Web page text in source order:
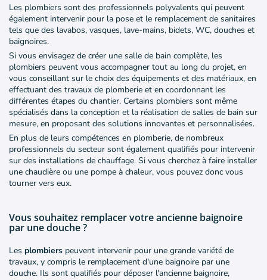
Les plombiers sont des professionnels polyvalents qui peuvent
également intervenir pour la pose et le remplacement de sanitaires
tels que des lavabos, vasques, lave-mains, bidets, WC, douches et
baignoires.
Si vous envisagez de créer une salle de bain complète, les
plombiers peuvent vous accompagner tout au long du projet, en
vous conseillant sur le choix des équipements et des matériaux, en
effectuant des travaux de plomberie et en coordonnant les
différentes étapes du chantier. Certains plombiers sont même
spécialisés dans la conception et la réalisation de salles de bain sur
mesure, en proposant des solutions innovantes et personnalisées.
En plus de leurs compétences en plomberie, de nombreux
professionnels du secteur sont également qualifiés pour intervenir
sur des installations de chauffage. Si vous cherchez à faire installer
une chaudière ou une pompe à chaleur, vous pouvez donc vous
tourner vers eux.
Vous souhaitez remplacer votre ancienne baignoire
par une douche ?
Les plombiers peuvent intervenir pour une grande variété de
travaux, y compris le remplacement d'une baignoire par une
douche. Ils sont qualifiés pour déposer l'ancienne baignoire,